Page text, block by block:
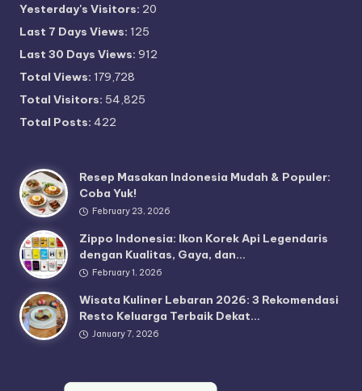
Yesterday's Visitors: 20
Last 7 Days Views: 125
Last 30 Days Views: 912
Total Views: 179,728
Total Visitors: 54,825
Total Posts: 422
Resep Masakan Indonesia Mudah & Populer:
Coba Yuk!
February 23, 2026
Zippo Indonesia: Ikon Korek Api Legendaris
dengan Kualitas, Gaya, dan…
February 1, 2026
Wisata Kuliner Lebaran 2026: 3 Rekomendasi
Resto Keluarga Terbaik Dekat…
January 7, 2026